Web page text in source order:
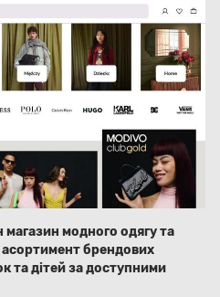
модного одягу та
брендових
та дітей за доступними